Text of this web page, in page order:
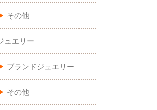
その他
ュエリー
ブランドジュエリー
その他